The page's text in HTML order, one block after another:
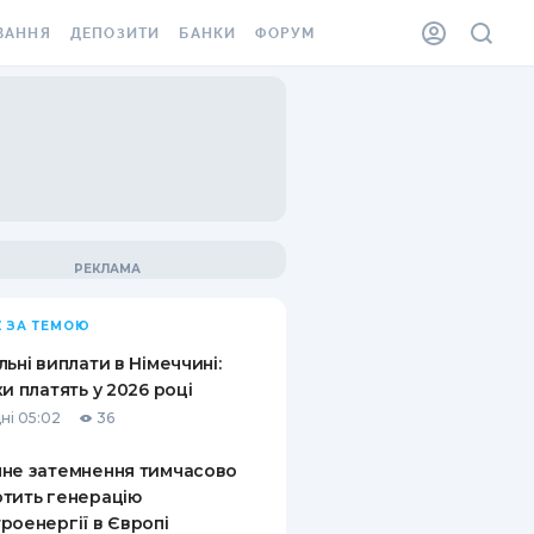
ВІНЬЄТКА
ВІД
ВИПАДКІВ
ДЕПОЗИТИ
ПИТАННЯ ТА ВІДПОВІДІ
ДЕПОЗИТНИЙ КАЛЬКУЛЯТОР
ПУТІВНИКИ ПО
БАНКИ ФОРУМ
ЗА ТЕМОЮ
виплати в Німеччині:
платять у 2026 році
05:02 36
затемнення тимчасово
генерацію
в Європі